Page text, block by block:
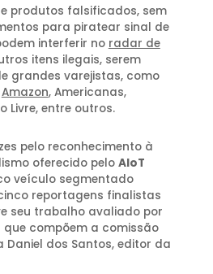
produtos falsificados, sem
para piratear sinal de
interferir no radar de
itens ilegais, serem
grandes varejistas, como
Amazon, Americanas,
Livre, entre outros.
pelo reconhecimento à
oferecido pelo AIoT
veículo segmentado
reportagens finalistas
seu trabalho avaliado por
compõem a comissão
Daniel dos Santos, editor da